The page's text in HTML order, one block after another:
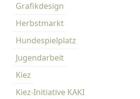
Grafikdesign
Herbstmarkt
Hundespielplatz
Jugendarbeit
Kiez
Kiez-Initiative KAKI